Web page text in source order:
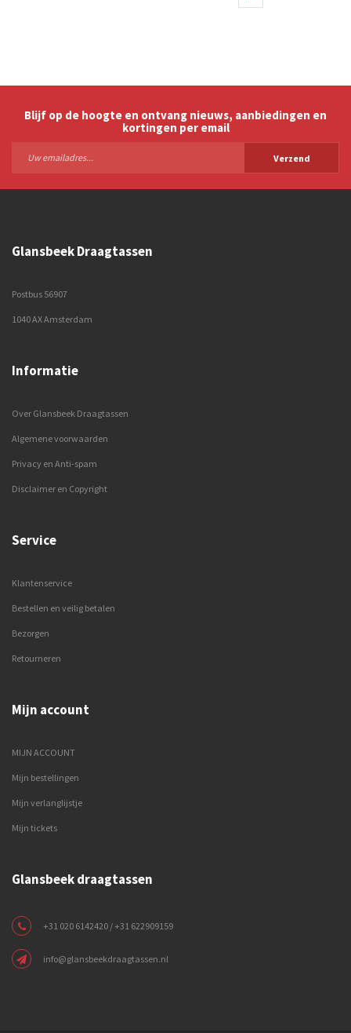
Blijf op de hoogte en ontvang nieuws, aanbiedingen en
kortingen per email
Verzend
Glansbeek Draagtassen
Postbus 56907
1040 AX Amsterdam
Informatie
Over Glansbeek Draagtassen
Algemene voorwaarden
Privacy en Anti-spam
Disclaimer en Copyright
Service
Klantenservice
Bestellen en veilig betalen
Bezorgen
Retourneren
Mijn account
MIJN ACCOUNT
Mijn bestellingen
Mijn verlanglijstje
Mijn tickets
Glansbeek draagtassen
+31 020 6142420 / +31 622909159
info@glansbeekdraagtassen.nl